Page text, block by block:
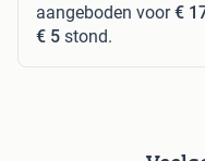
aangeboden voor€
€ 5 stond.